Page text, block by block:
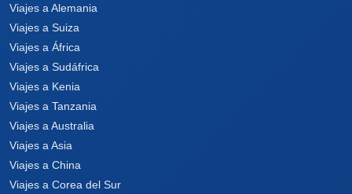
Viajes a Alemania
Viajes a Suiza
Viajes a África
Viajes a Sudáfrica
Viajes a Kenia
Viajes a Tanzania
Viajes a Australia
Viajes a Asia
Viajes a China
Viajes a Corea del Sur